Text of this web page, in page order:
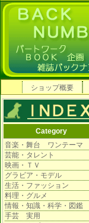
ショップ概要
Category
音楽・舞台 ワンテーマ
芸能・タレント
映画・ＴＶ
グラビア・モデル
生活・ファッション
料理・グルメ
情報・知識・科学・図鑑
手芸 実用